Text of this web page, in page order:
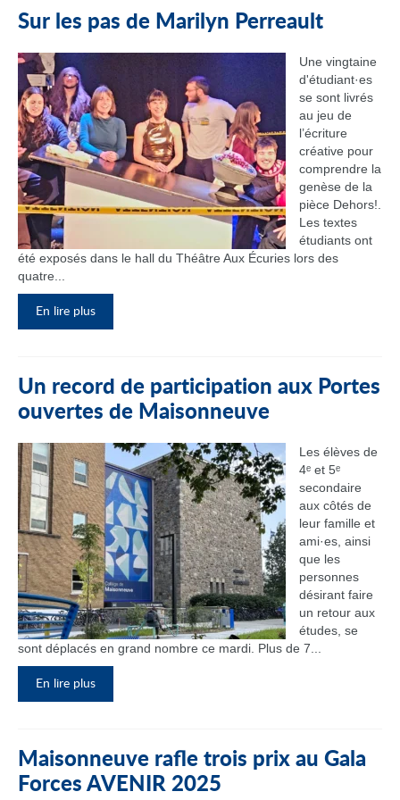
Sur les pas de Marilyn Perreault
Une vingtaine
d'étudiant·es
se sont livrés
au jeu de
l’écriture
créative pour
comprendre la
genèse de la
pièce Dehors!.
Les textes
étudiants ont
été exposés dans le hall du Théâtre Aux Écuries lors des
quatre...
En lire plus
Un record de participation aux Portes
ouvertes de Maisonneuve
Les élèves de
4ᵉ et 5ᵉ
secondaire
aux côtés de
leur famille et
ami·es, ainsi
que les
personnes
désirant faire
un retour aux
études, se
sont déplacés en grand nombre ce mardi. Plus de 7...
En lire plus
Maisonneuve rafle trois prix au Gala
Forces AVENIR 2025